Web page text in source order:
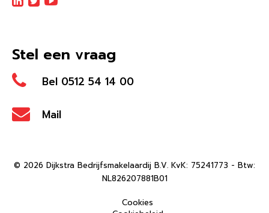
Stel een vraag
Bel 0512 54 14 00
Mail
© 2026 Dijkstra Bedrijfsmakelaardij B.V. KvK: 75241773 - Btw:
NL826207881B01
Cookies